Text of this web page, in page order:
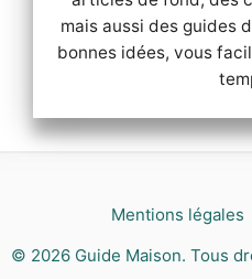
mais aussi des guides
bonnes idées, vous
Mentions légales
© 2026 Guide Maison. Tous